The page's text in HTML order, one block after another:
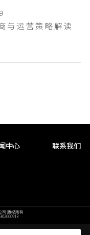
与运营策略解读
中心 联系我们
司 版权所有